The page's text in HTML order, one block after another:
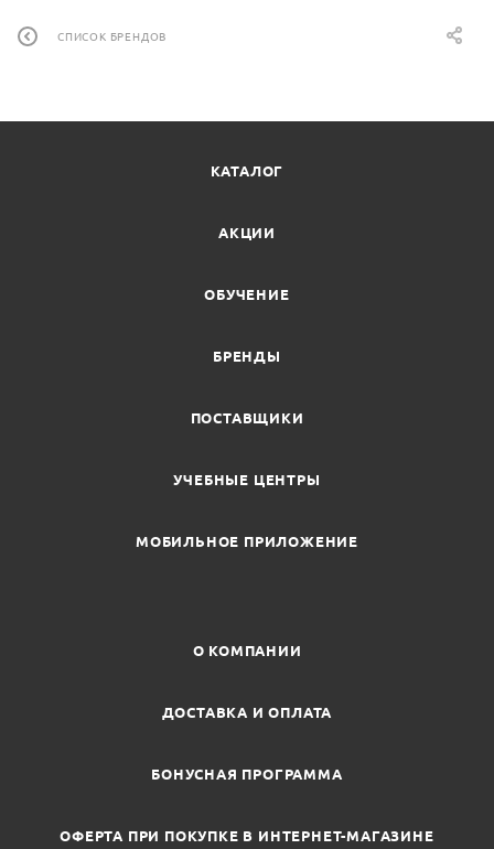
СПИСОК БРЕНДОВ
КАТАЛОГ
АКЦИИ
ОБУЧЕНИЕ
БРЕНДЫ
ПОСТАВЩИКИ
УЧЕБНЫЕ ЦЕНТРЫ
МОБИЛЬНОЕ ПРИЛОЖЕНИЕ
О КОМПАНИИ
ДОСТАВКА И ОПЛАТА
БОНУСНАЯ ПРОГРАММА
ОФЕРТА ПРИ ПОКУПКЕ В ИНТЕРНЕТ-МАГАЗИНЕ